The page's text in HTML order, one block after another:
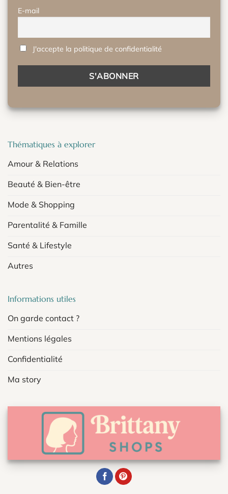
E-mail
J'accepte la politique de confidentialité
Thématiques à explorer
Amour & Relations
Beauté & Bien-être
Mode & Shopping
Parentalité & Famille
Santé & Lifestyle
Autres
Informations utiles
On garde contact ?
Mentions légales
Confidentialité
Ma story